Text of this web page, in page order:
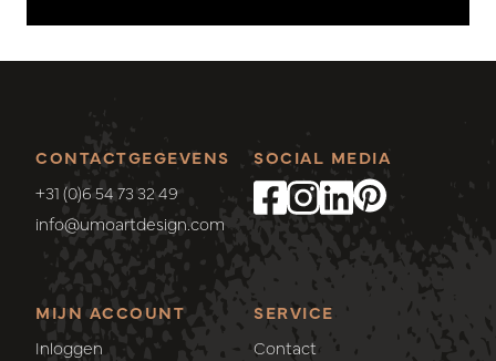
CONTACTGEGEVENS
+31 (0)6 54 73 32 49
info@umoartdesign.com
MIJN ACCOUNT
Inloggen
SERVICE
Contact
SOCIAL MEDIA